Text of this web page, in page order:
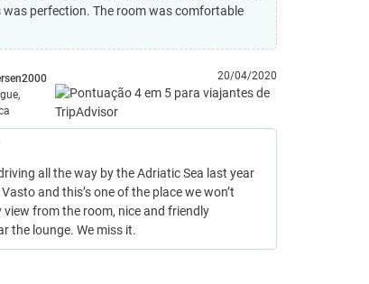
perfection. The room was comfortable
20/04/2020
all the way by the Adriatic Sea last year
and this’s one of the place we won’t
from the room, nice and friendly
the lounge. We miss it.